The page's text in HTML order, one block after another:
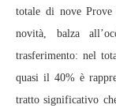
totale di nove
novità, balza
trasferimento: nel
quasi il 40% è
tratto significativo